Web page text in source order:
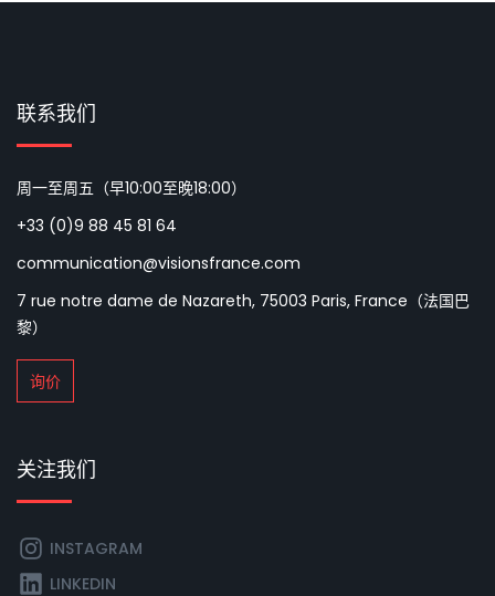
联系我们
周一至周五（早10:00至晚18:00）
+33 (0)9 88 45 81 64
communication@visionsfrance.com
7 rue notre dame de Nazareth, 75003 Paris, France（法国巴
黎）
询价
关注我们
INSTAGRAM
LINKEDIN